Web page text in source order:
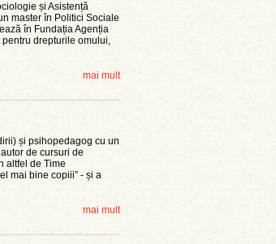
și Asistență
master în Politici Sociale
în Fundația Agenția
pentru drepturile omului,
mai mult
și psihopedagog cu un
de cursuri de
altfel de Time
mai bine copiii” - și a
mai mult